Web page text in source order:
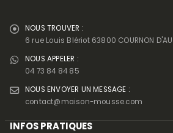
NOUS TROUVER :
6 rue Louis Blériot 63800 COURNON
NOUS APPELER :
04 73 84 84 85
NOUS ENVOYER UN MESSAGE :
contact@maison-mousse.com
INFOS PRATIQUES